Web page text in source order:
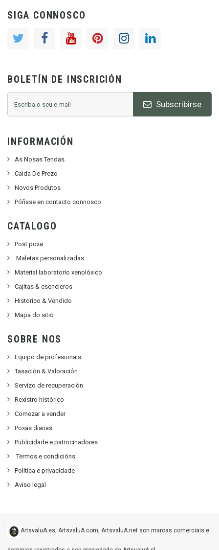
SIGA CONNOSCO
BOLETÍN DE INSCRICIÓN
Subscribirse
INFORMACIÓN
As Nosas Tendas
Caída De Prezo
Novos Produtos
Póñase en contacto connosco
CATALOGO
Post poxa
Maletas personalizadas
Material laboratorio xenolóxico
Cajitas & esencieros
Historico & Vendido
Mapa do sitio
SOBRE NOS
Equipo de profesionais
Tasación & Valoración
Servizo de recuperación
Rexistro histórico
Comezar a vender
Poxas diarias
Publicidade e patrocinadores
Termos e condicións
Política e privacidade
Aviso legal
ArtsvaluA.es, ArtsvaluA.com, ArtsvaluA.net son marcas comerciais e